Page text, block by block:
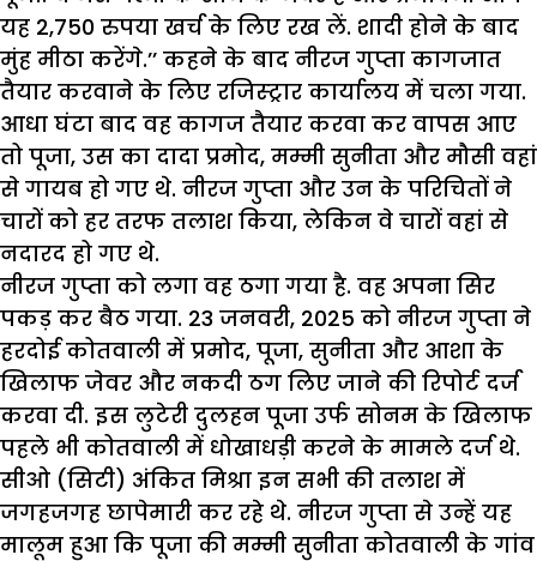
यह 2,750 रुपया खर्च के लिए रख लें. शादी होने के बाद
मुंह मीठा करेंगे.’’ कहने के बाद नीरज गुप्ता कागजात
तैयार करवाने के लिए रजिस्ट्रार कार्यालय में चला गया.
आधा घंटा बाद वह कागज तैयार करवा कर वापस आए
तो पूजा, उस का दादा प्रमोद, मम्मी सुनीता और मौसी वहां
से गायब हो गए थे. नीरज गुप्ता और उन के परिचितों ने
चारों को हर तरफ तलाश किया, लेकिन वे चारों वहां से
नदारद हो गए थे.
नीरज गुप्ता को लगा वह ठगा गया है. वह अपना सिर
पकड़ कर बैठ गया. 23 जनवरी, 2025 को नीरज गुप्ता ने
हरदोई कोतवाली में प्रमोद, पूजा, सुनीता और आशा के
खिलाफ जेवर और नकदी ठग लिए जाने की रिपोर्ट दर्ज
करवा दी. इस लुटेरी दुलहन पूजा उर्फ सोनम के खिलाफ
पहले भी कोतवाली में धोखाधड़ी करने के मामले दर्ज थे.
सीओ (सिटी) अंकित मिश्रा इन सभी की तलाश में
जगहजगह छापेमारी कर रहे थे. नीरज गुप्ता से उन्हें यह
मालूम हुआ कि पूजा की मम्मी सुनीता कोतवाली के गांव